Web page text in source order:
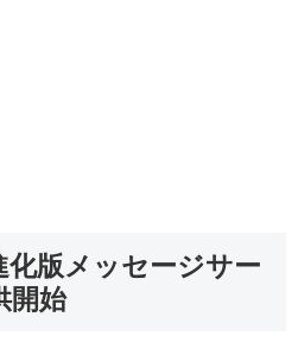
化版メッセージサー
開始